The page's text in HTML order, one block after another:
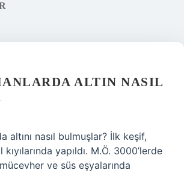
ALTIN NASIL
altını nasıl bulmuşlar? İlk keşif,
kıyılarında yapıldı. M.Ö. 3000’lerde
ve süs eşyalarında